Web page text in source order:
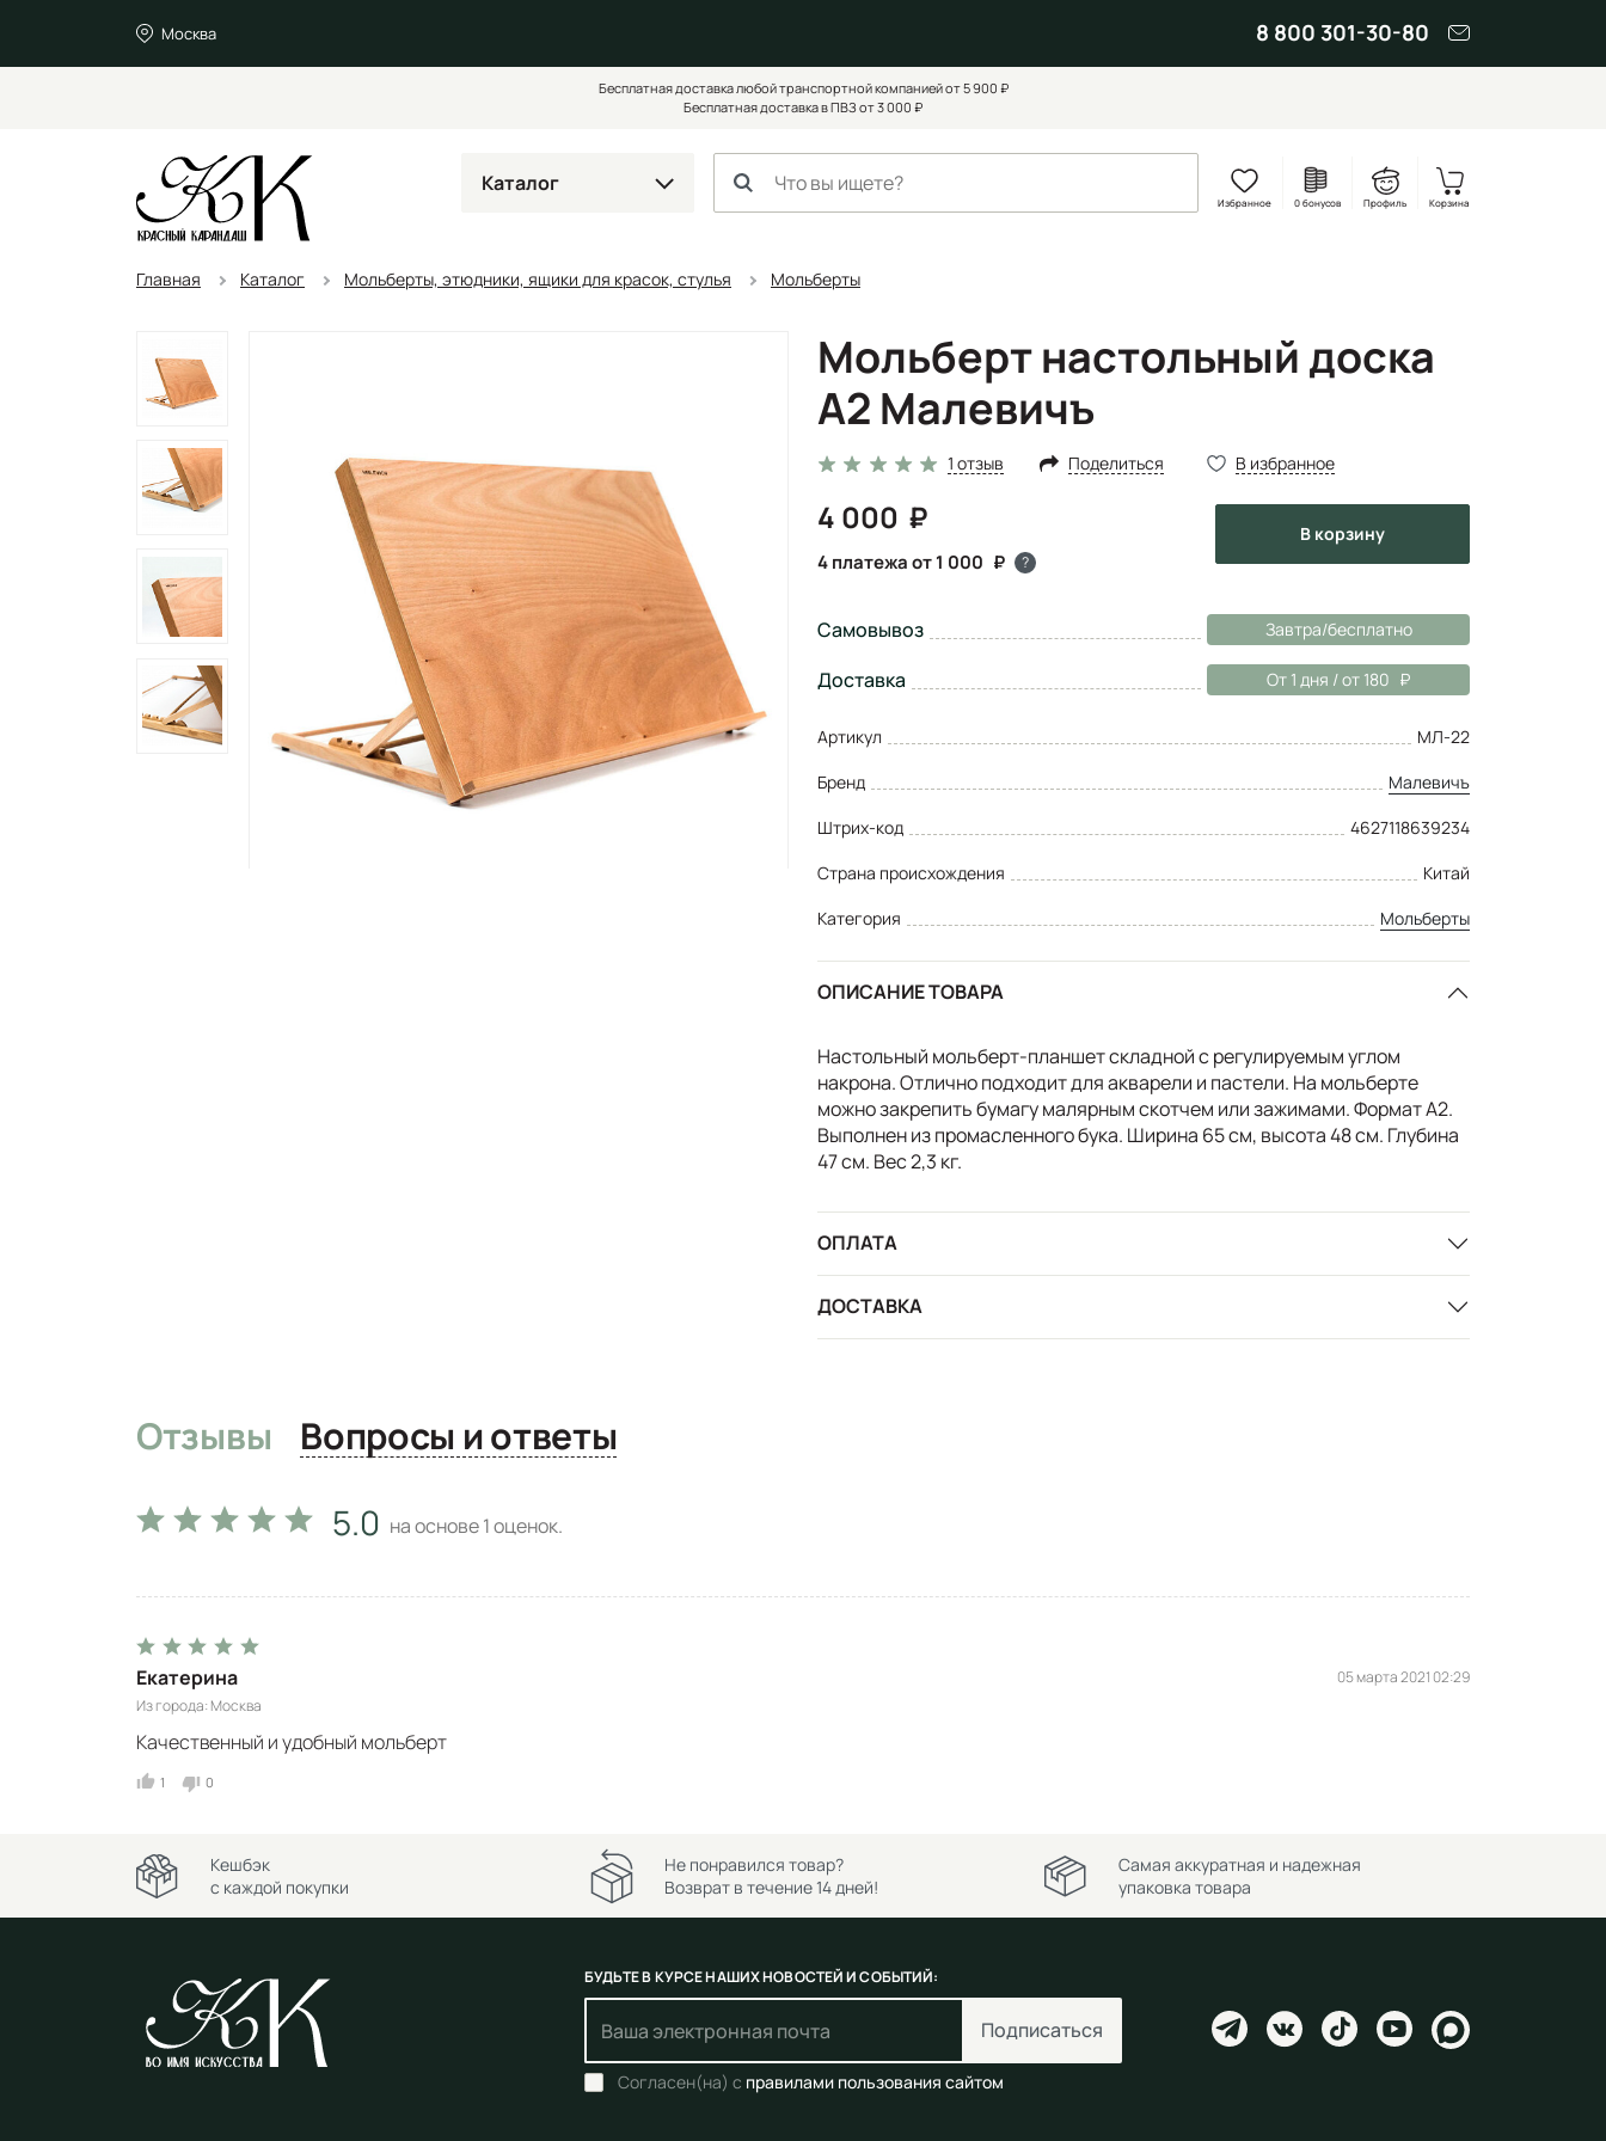
Москва 8 800 301-30-80
Бесплатная доставка любой транспортной компанией от 5 900 ₽
Бесплатная доставка в ПВЗ от 3 000 ₽
Каталог
Избранное 0 бонусов Профиль Корзина
Главная Каталог Мольберты, этюдники, ящики для красок, стулья Мольберты
Мольберт настольный доска
А2 Малевичъ
1 отзыв Поделиться В избранное
4 000
4 платежа от 1 000 ?
в корзину
Самовывоз Завтра/бесплатно
Доставка От 1 дня / от 180
Артикул
МЛ-22
Бренд
Малевичъ
Штрих-код
4627118639234
Страна происхождения
Китай
Категория
Мольберты
ОПИСАНИЕ ТОВАРА
Настольный мольберт-планшет складной с регулируемым углом
накрона. Отлично подходит для акварели и пастели. На мольберте
можно закрепить бумагу малярным скотчем или зажимами. Формат А2.
Выполнен из промасленного бука. Ширина 65 см, высота 48 см. Глубина
47 см. Вес 2,3 кг.
ОПЛАТА
ДОСТАВКА
Отзывы Вопросы и ответы
5.0 на основе1оценок.
Екатерина
Из города Москва
05 марта 2021 02:29
Качественный и удобный мольберт
1 0
Кешбэк
с каждой покупки
Не понравился товар?
Возврат в течение 14 дней!
Самая аккуратная и надежная
упаковка товара
БУДЬТЕ В КУРСЕ НАШИХ НОВОСТЕЙ И СОБЫТИЙ:
Подписаться
Согласен(на) с правилами пользования сайтом